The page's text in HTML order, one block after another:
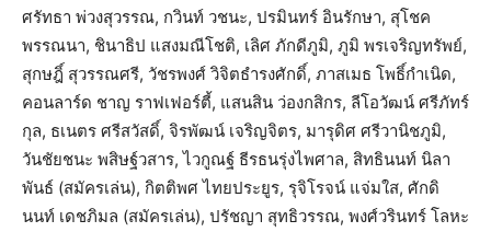
ศรัทธา พ่วงสุวรรณ, กวินท์ วชนะ, ปรมินทร์ อินรักษา, สุโชค
พรรณนา, ชินาธิป แสงมณีโชติ, เลิศ ภักดีภูมิ, ภูมิ พรเจริญทรัพย์,
สุกษฎิ์ สุวรรณศรี, วัชรพงศ์ วิจิตธำรงศักดิ์, ภาสเมธ โพธิ์กำเนิด,
คอนลาร์ด ชาญ ราฟเฟอร์ตี้, แสนสิน ว่องกสิกร, ลีโอวัฒน์ ศรีภัทร์
กุล, ธเนตร ศรีสวัสดิ์, จิรพัฒน์ เจริญจิตร, มารุดิศ ศรีวานิชภูมิ,
วันชัยชนะ พสิษฐ์วสาร, ไวกูณฐ์ ธีรธนรุ่งไพศาล, สิทธินนท์ นิลา
พันธ์ (สมัครเล่น), กิตติพศ ไทยประยูร, รุจิโรจน์ แจ่มใส, ศักดิ
นนท์ เดชภิมล (สมัครเล่น), ปรัชญา สุทธิวรรณ, พงศ์วรินทร์ โลหะ